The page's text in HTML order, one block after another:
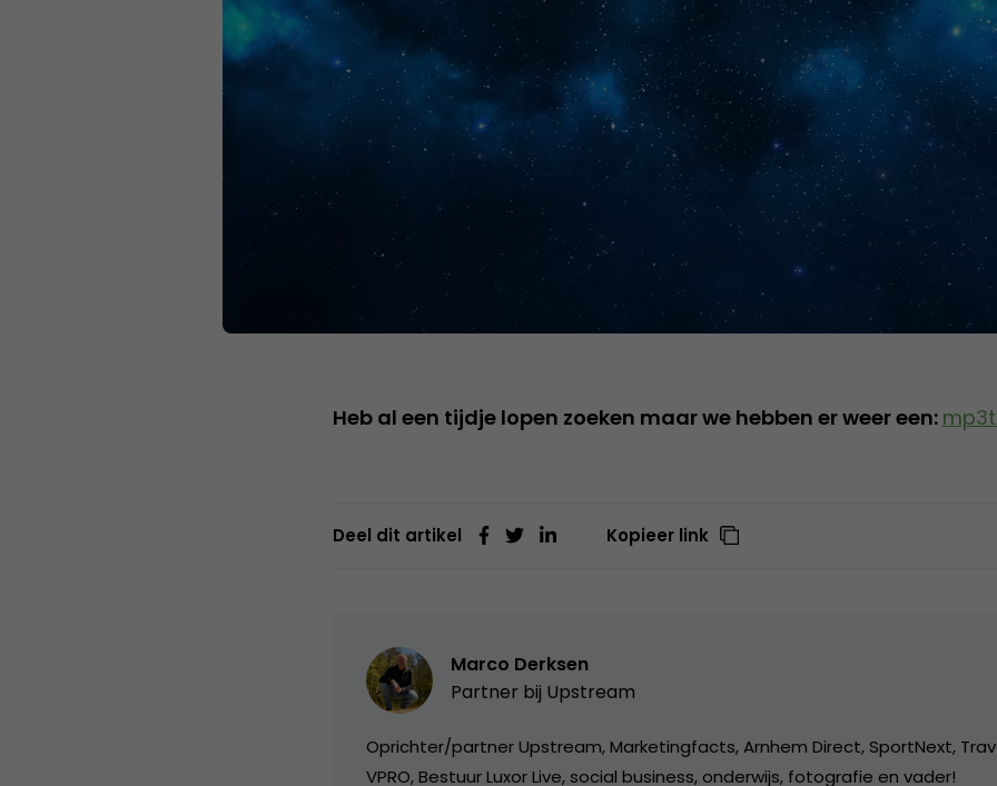
Heb al een tijdje lopen zoeken maar we hebben er weer een:
Deel dit artikel Kopieer link
Marco Derksen
Partner bij Upstream
Oprichter/partner Upstream, Marketingfacts, Arnhem Direct, SportNext,
VPRO, Bestuur Luxor Live, social business, onderwijs, fotografie en vader!